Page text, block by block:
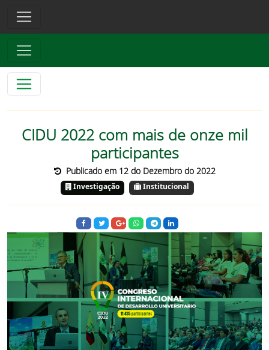
CIDU 2022 com mais de onze mil
participantes
Publicado em 12 do Dezembro do 2022
Investigação Institucional